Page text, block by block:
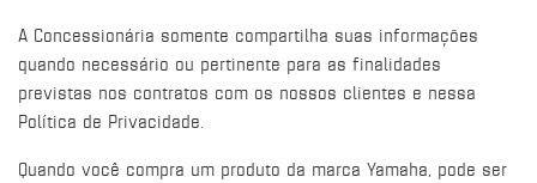
A Concessionária somente compartilha suas informações
quando necessário ou pertinente para as finalidades
previstas nos contratos com os nossos clientes e nessa
Política de Privacidade.
Quando você compra um produto da marca Yamaha, pode ser